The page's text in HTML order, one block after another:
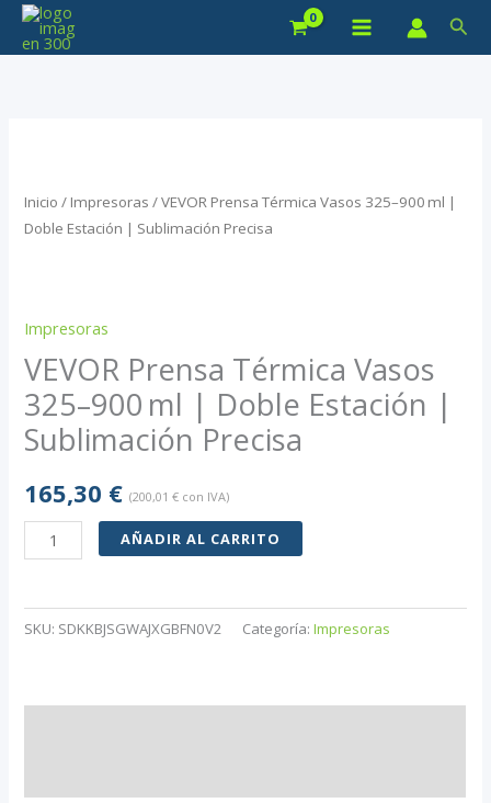
Inicio / Impresoras / VEVOR Prensa Térmica Vasos 325–900 ml |
Doble Estación | Sublimación Precisa
Impresoras
VEVOR Prensa Térmica Vasos
325–900 ml | Doble Estación |
Sublimación Precisa
165,30 € (200,01€ con IVA)
VEVOR
Prensa
Vasos
|
AÑADIR AL CARRITO
SKU: SDKKBJSGWAJXGBFN0V2 Categoría:Impresoras